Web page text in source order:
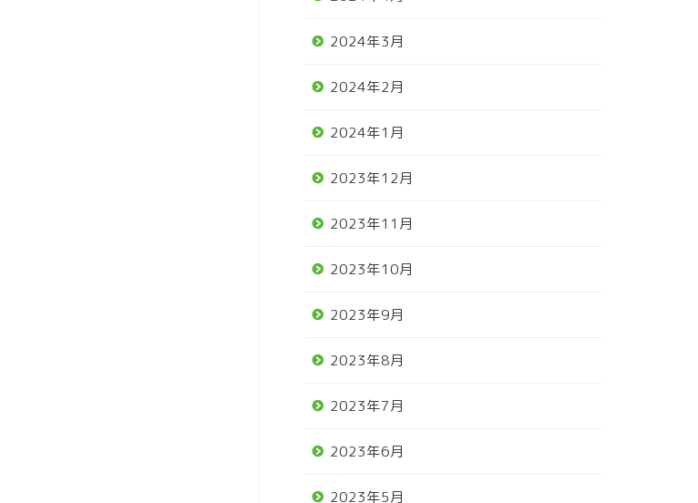
2024年3月
2024年2月
2024年1月
2023年12月
2023年11月
2023年10月
2023年9月
2023年8月
2023年7月
2023年6月
2023年5月